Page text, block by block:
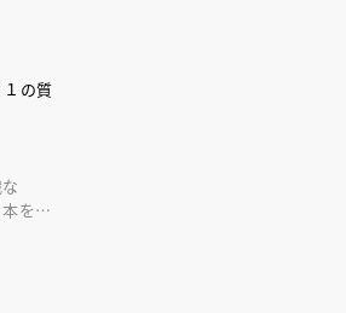
の質
を守
す